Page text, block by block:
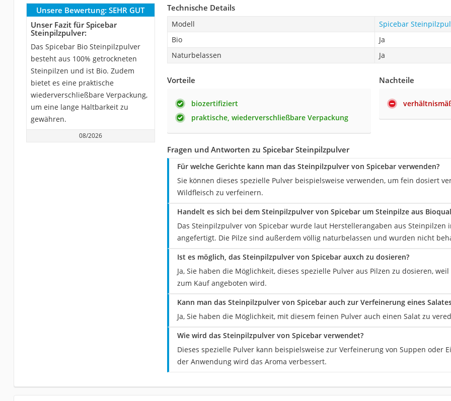
Unsere Bewertung: SEHR GUT
Unser Fazit für Spicebar
Steinpilzpulver:
Das Spicebar Bio Steinpilzpulver
besteht aus 100% getrockneten
Steinpilzen und ist Bio. Zudem
bietet es eine praktische
wiederverschließbare Verpackung,
um eine lange Haltbarkeit zu
gewähren.
08/2026
Technische Details
Modell
Spicebar
Bio
Ja
Naturbelassen
Ja
Vorteile
biozertifiziert
praktische, wiederverschließbare Verpackung
Nachteile
Fragen und Antworten zu Spicebar Steinpilzpulver
Für welche Gerichte kann man das Steinpilzpulver von Spicebar verwenden?
Sie können dieses spezielle Pulver beispielsweise verwenden, um fein dosiert
Wildfleisch zu verfeinern.
Handelt es sich bei dem Steinpilzpulver von Spicebar um Steinpilze aus
Das Steinpilzpulver von Spicebar wurde laut Herstellerangaben aus Steinpilzen
angefertigt. Die Pilze sind außerdem völlig naturbelassen und wurden nicht
Ist es möglich, das Steinpilzpulver von Spicebar auxch zu dosieren?
Ja, Sie haben die Möglichkeit, dieses spezielle Pulver aus Pilzen zu dosieren,
zum Kauf angeboten wird.
Kann man das Steinpilzpulver von Spicebar auch zur Verfeinerung eines
Ja, Sie haben die Möglichkeit, mit diesem feinen Pulver auch einen Salat zu
Wie wird das Steinpilzpulver von Spicebar verwendet?
Dieses spezielle Pulver kann beispielsweise zur Verfeinerung von Suppen oder
der Anwendung wird das Aroma verbessert.